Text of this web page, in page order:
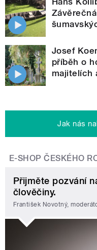
Josef
příběh o
majitelích
Jak nás
E-SHOP ČESKÉHO
Přijměte pozvání
člověčiny.
František Novotný,